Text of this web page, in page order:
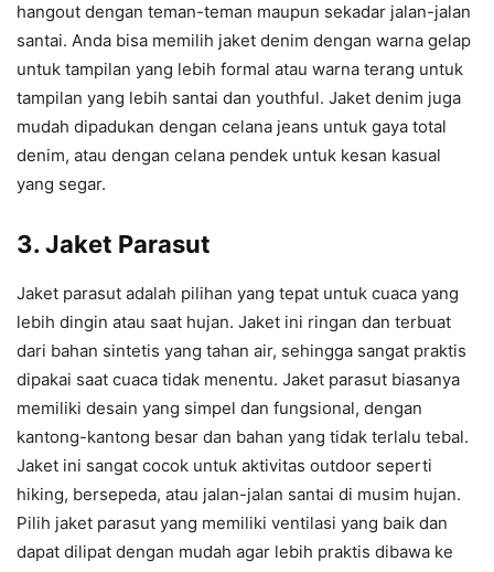
hangout dengan teman-teman maupun sekadar jalan-jalan
santai. Anda bisa memilih jaket denim dengan warna gelap
untuk tampilan yang lebih formal atau warna terang untuk
tampilan yang lebih santai dan youthful. Jaket denim juga
mudah dipadukan dengan celana jeans untuk gaya total
denim, atau dengan celana pendek untuk kesan kasual
yang segar.
3. Jaket Parasut
Jaket parasut adalah pilihan yang tepat untuk cuaca yang
lebih dingin atau saat hujan. Jaket ini ringan dan terbuat
dari bahan sintetis yang tahan air, sehingga sangat praktis
dipakai saat cuaca tidak menentu. Jaket parasut biasanya
memiliki desain yang simpel dan fungsional, dengan
kantong-kantong besar dan bahan yang tidak terlalu tebal.
Jaket ini sangat cocok untuk aktivitas outdoor seperti
hiking, bersepeda, atau jalan-jalan santai di musim hujan.
Pilih jaket parasut yang memiliki ventilasi yang baik dan
dapat dilipat dengan mudah agar lebih praktis dibawa ke